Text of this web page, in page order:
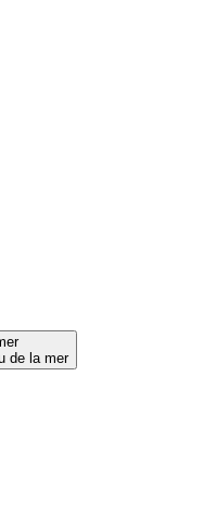
de la mer